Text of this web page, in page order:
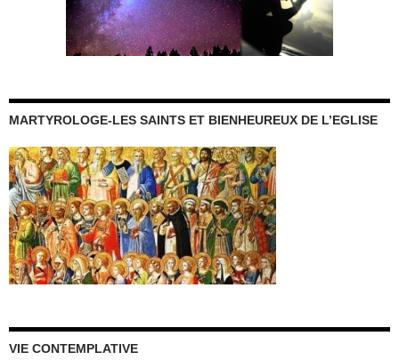
MARTYROLOGE-LES SAINTS ET BIENHEUREUX DE L’EGLISE
VIE CONTEMPLATIVE